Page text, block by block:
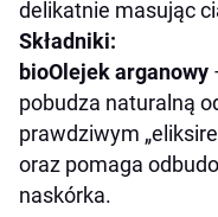
delikatnie masując
Składniki:
bioOlejek arganowy
pobudza naturalną
prawdziwym
oraz pomaga
naskórka.